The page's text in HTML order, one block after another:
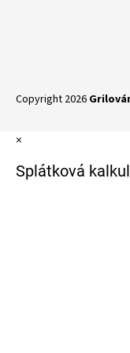
Copyright 2026
×
Splátková